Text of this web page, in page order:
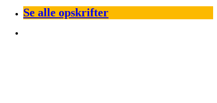
Se alle opskrifter